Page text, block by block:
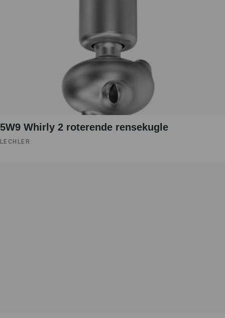
5W9 Whirly 2 roterende rensekugle
LECHLER